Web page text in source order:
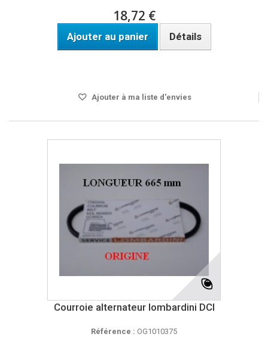
18,72 €
Ajouter au panier Détails
Ajouter à ma liste d'envies
Courroie alternateur lombardini DCI
Référence : OG1010375